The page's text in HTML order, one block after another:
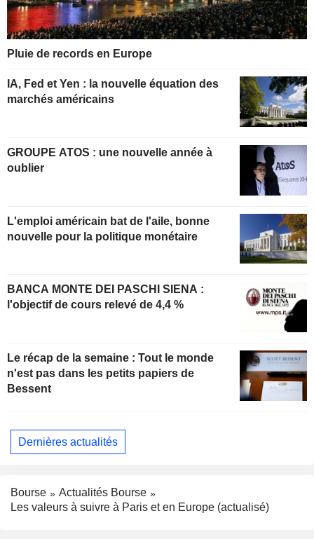
Pluie de records en Europe
IA, Fed et Yen : la nouvelle équation des
marchés américains
GROUPE ATOS : une nouvelle année à
oublier
L'emploi américain bat de l'aile, bonne
nouvelle pour la politique monétaire
BANCA MONTE DEI PASCHI SIENA :
l'objectif de cours relevé de 4,4 %
Le récap de la semaine : Tout le monde
n'est pas dans les petits papiers de
Bessent
Dernières actualités
Bourse
Actualités Bourse
Les valeurs à suivre à Paris et en Europe (actualisé)